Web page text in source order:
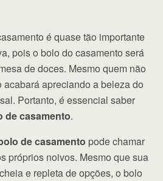
é quase tão importante
pois o bolo do casamento será
de doces. Mesmo quem não
apreciando a beleza do
Portanto, é essencial saber
de casamento.
de casamento pode chamar
próprios noivos. Mesmo que sua
e repleta de opções, o bolo